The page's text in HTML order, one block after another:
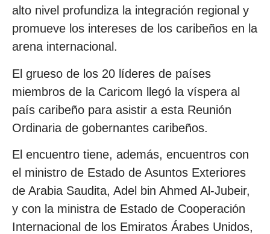
alto nivel profundiza la integración regional y
promueve los intereses de los caribeños en la
arena internacional.
El grueso de los 20 líderes de países
miembros de la Caricom llegó la víspera al
país caribeño para asistir a esta Reunión
Ordinaria de gobernantes caribeños.
El encuentro tiene, además, encuentros con
el ministro de Estado de Asuntos Exteriores
de Arabia Saudita, Adel bin Ahmed Al-Jubeir,
y con la ministra de Estado de Cooperación
Internacional de los Emiratos Árabes Unidos,